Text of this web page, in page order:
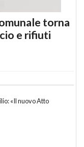
torna
e rifiuti